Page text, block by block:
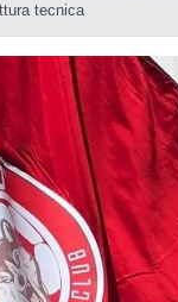
tecnica